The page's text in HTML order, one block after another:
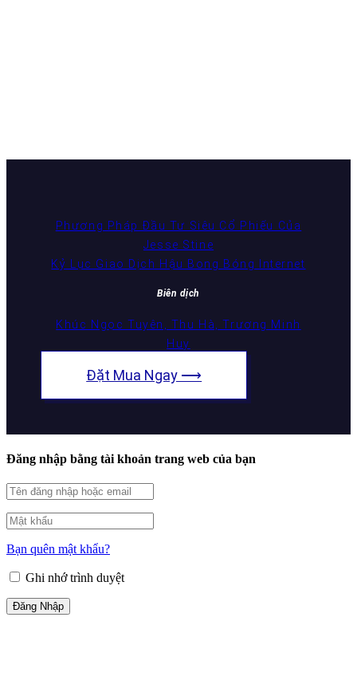
Phương Pháp Đầu Tư Siêu Cổ Phiếu Của
Jesse Stine
Kỷ Lục Giao Dịch Hậu Bong Bóng Internet
Biên dịch
Khúc Ngọc Tuyên, Thu Hà, Trương Minh
Huy
Đặt Mua Ngay ⟶
Đăng nhập bằng tài khoản trang web của bạn
Bạn quên mật khẩu?
Ghi nhớ trình duyệt